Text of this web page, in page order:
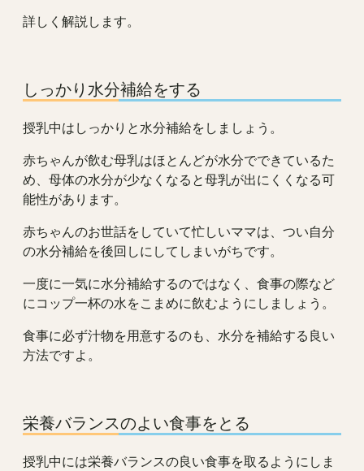
詳しく解説します。
しっかり水分補給をする
授乳中はしっかりと水分補給をしましょう。
赤ちゃんが飲む母乳はほとんどが水分でできているた
め、母体の水分が少なくなると母乳が出にくくなる可
能性があります。
赤ちゃんのお世話をしていて忙しいママは、つい自分
の水分補給を後回しにしてしまいがちです。
一度に一気に水分補給するのではなく、食事の際など
にコップ一杯の水をこまめに飲むようにしましょう。
食事に必ず汁物を用意するのも、水分を補給する良い
方法ですよ。
栄養バランスのよい食事をとる
授乳中には栄養バランスの良い食事を取るようにしま